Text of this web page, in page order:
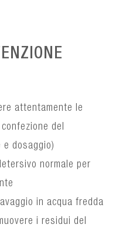
attentamente le
del
dosaggio)
normale per
in acqua fredda
i residui del